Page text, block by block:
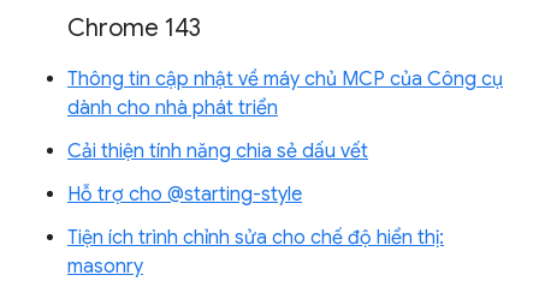
Chrome 143
Thông tin cập nhật về máy chủ MCP của Công cụ
dành cho nhà phát triển
Cải thiện tính năng chia sẻ dấu vết
Hỗ trợ cho @starting-style
Tiện ích trình chỉnh sửa cho chế độ hiển thị:
masonry